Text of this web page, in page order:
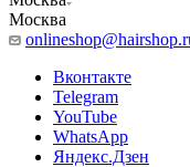
Москва
Вконтакте
Telegram
YouTube
WhatsApp
Яндекс.Дзен